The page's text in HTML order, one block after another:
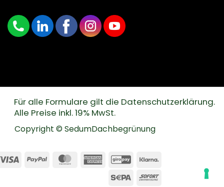
Für alle Formulare gilt die Datenschutzerklärung.
Alle Preise inkl. 19% MwSt.
Copyright © SedumDachbegrünung
Visa PayPal MasterCardAmericanGiroPayKlarna
Sepa
Sofort